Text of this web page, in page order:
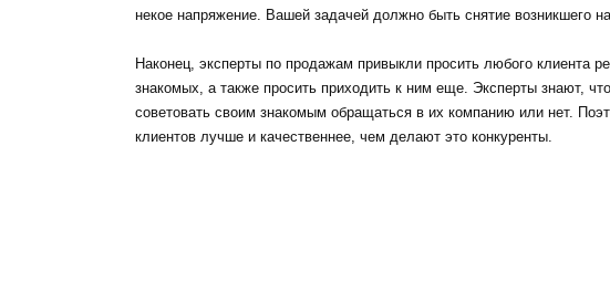
некое напряжение. Вашей задачей должно быть снятие возникшего
Наконец, эксперты по продажам привыкли просить любого клиента
знакомых, а также просить приходить к ним еще. Эксперты знают,
советовать своим знакомым обращаться в их компанию или нет.
клиентов лучше и качественнее, чем делают это конкуренты.